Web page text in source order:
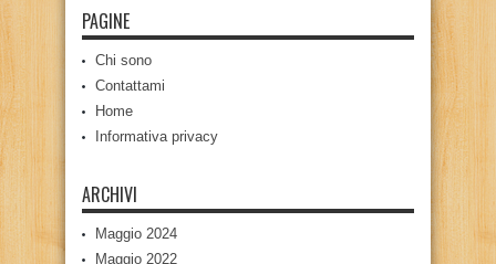
PAGINE
Chi sono
Contattami
Home
Informativa privacy
ARCHIVI
Maggio 2024
Maggio 2022